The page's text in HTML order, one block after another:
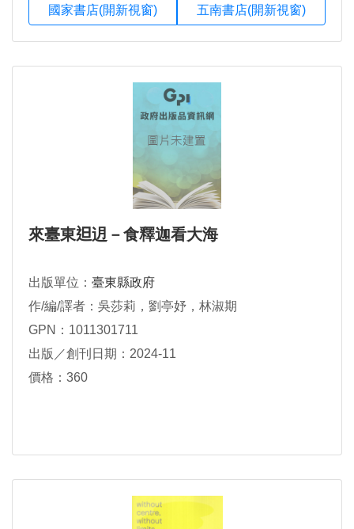
國家書店(開新視窗) 五南書店(開新視窗)
來臺東𨑨迌－食釋迦看大海
出版單位： 臺東縣政府
作/編/譯者：吳莎莉，劉亭妤，林淑期
GPN：1011301711
出版／創刊日期：2024-11
價格：360